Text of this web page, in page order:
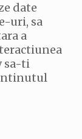
date
uri, sa
a
sa-ti